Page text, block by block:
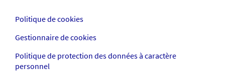
Politique de cookies
Gestionnaire de cookies
Politique de protection des données à caractère
personnel